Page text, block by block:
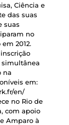
Ciência e
das suas
suas
no
2012.
simultânea
na
em:
en/
no Rio de
com apoio
Amparo à